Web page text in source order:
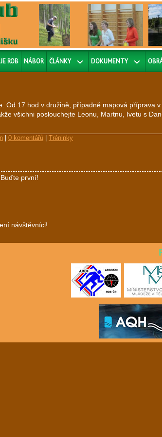
ROB NÁBOR ČLÁNKY DOKUMENTY
Od 17 hod v družině, případně mapová
všichni poslouchejte Leonu, Martnu, Ivetu s
0 komentářů Tréninky
první!
návštěvníci!